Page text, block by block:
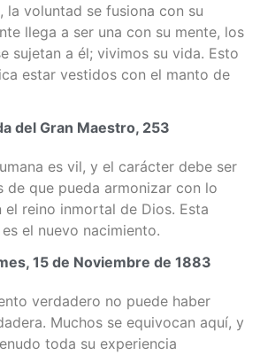
la voluntad se fusiona con su
llega a ser una con su mente, los
sujetan a él; vivimos su vida. Esto
estar vestidos con el manto de
del Gran Maestro, 253
es vil, y el carácter debe ser
de que pueda armonizar con lo
el reino inmortal de Dios. Esta
el nuevo nacimiento.
15 de Noviembre de 1883
verdadero no puede haber
Muchos se equivocan aquí, y
toda su experiencia